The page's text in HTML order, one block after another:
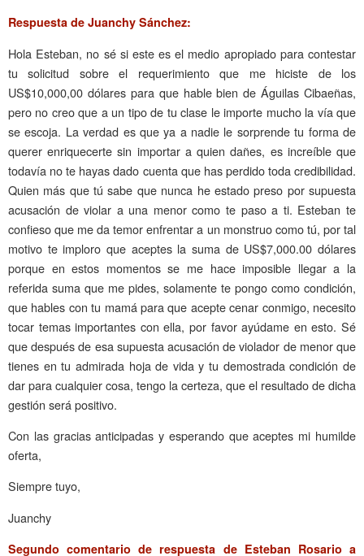
Respuesta de Juanchy Sánchez:
Hola Esteban, no sé si este es el medio apropiado para contestar
tu solicitud sobre el requerimiento que me hiciste de los
US$10,000,00 dólares para que hable bien de Águilas Cibaeñas,
pero no creo que a un tipo de tu clase le importe mucho la vía que
se escoja. La verdad es que ya a nadie le sorprende tu forma de
querer enriquecerte sin importar a quien dañes, es increíble que
todavía no te hayas dado cuenta que has perdido toda credibilidad.
Quien más que tú sabe que nunca he estado preso por supuesta
acusación de violar a una menor como te paso a ti. Esteban te
confieso que me da temor enfrentar a un monstruo como tú, por tal
motivo te imploro que aceptes la suma de US$7,000.00 dólares
porque en estos momentos se me hace imposible llegar a la
referida suma que me pides, solamente te pongo como condición,
que hables con tu mamá para que acepte cenar conmigo, necesito
tocar temas importantes con ella, por favor ayúdame en esto. Sé
que después de esa supuesta acusación de violador de menor que
tienes en tu admirada hoja de vida y tu demostrada condición de
dar para cualquier cosa, tengo la certeza, que el resultado de dicha
gestión será positivo.
Con las gracias anticipadas y esperando que aceptes mi humilde
oferta,
Siempre tuyo,
Juanchy
Segundo comentario de respuesta de Esteban Rosario a